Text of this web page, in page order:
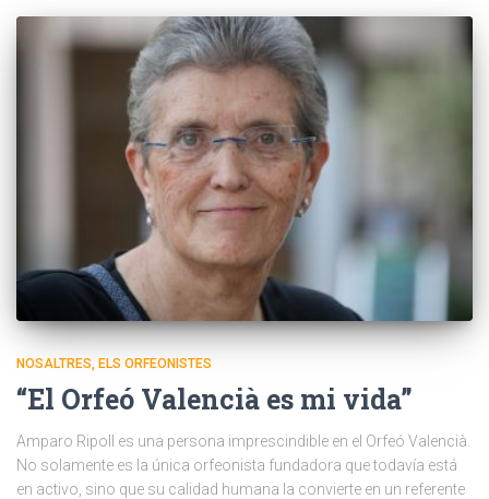
NOSALTRES, ELS ORFEONISTES
“El Orfeó Valencià es mi vida”
Amparo Ripoll es una persona imprescindible en el Orfeó Valencià.
No solamente es la única orfeonista fundadora que todavía está
en activo, sino que su calidad humana la convierte en un referente